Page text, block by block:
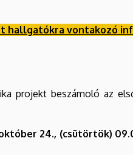
hallgatókra vontakozó
projekt beszámoló az
24., (csütörtök)